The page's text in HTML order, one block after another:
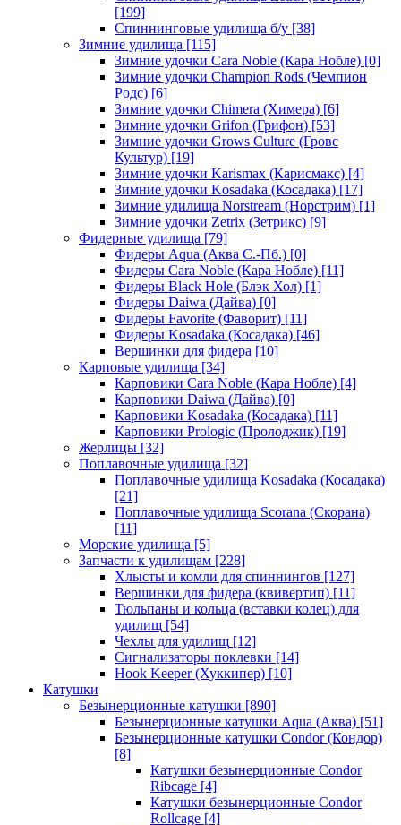
[199]
Спиннинговые удилища б/у [38]
Зимние удилища [115]
Зимние удочки Cara Noble (Кара Нобле) [0]
Зимние удочки Champion Rods (Чемпион
Родс) [6]
Зимние удочки Chimera (Химера) [6]
Зимние удочки Grifon (Грифон) [53]
Зимние удочки Grows Culture (Гровс
Культур) [19]
Зимние удочки Karismax (Карисмакс) [4]
Зимние удочки Kosadaka (Косадака) [17]
Зимние удилища Norstream (Норстрим) [1]
Зимние удочки Zetrix (Зетрикс) [9]
Фидерные удилища [79]
Фидеры Aqua (Аква С.-Пб.) [0]
Фидеры Cara Noble (Кара Нобле) [11]
Фидеры Black Hole (Блэк Хол) [1]
Фидеры Daiwa (Дайва) [0]
Фидеры Favorite (Фаворит) [11]
Фидеры Kosadaka (Косадака) [46]
Вершинки для фидера [10]
Карповые удилища [34]
Карповики Cara Noble (Кара Нобле) [4]
Карповики Daiwa (Дайва) [0]
Карповики Kosadaka (Косадака) [11]
Карповики Prologic (Пролоджик) [19]
Жерлицы [32]
Поплавочные удилища [32]
Поплавочные удилища Kosadaka (Косадака)
[21]
Поплавочные удилища Scorana (Скорана)
[11]
Морские удилища [5]
Запчасти к удилищам [228]
Хлысты и комли для спиннингов [127]
Вершинки для фидера (квивертип) [11]
Тюльпаны и кольца (вставки колец) для
удилищ [54]
Чехлы для удилищ [12]
Сигнализаторы поклевки [14]
Hook Keeper (Хуккипер) [10]
Катушки
Безынерционные катушки [890]
Безынерционные катушки Aqua (Аква) [51]
Безынерционные катушки Condor (Кондор)
[8]
Катушки безынерционные Condor
Ribcage [4]
Катушки безынерционные Condor
Rollcage [4]